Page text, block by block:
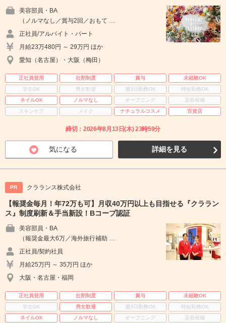
美容部員・BA
（ノルマなし／賞与2回／おもて …
正社員/アルバイト・パート
月給23万480円 ～ 29万円 ほか
愛知（名古屋）・大阪（梅田）
正社員登用 社割制度 賞与
未経験OK
学生OK
男女歓迎 週3日勤務OK
時短勤務OK
ネイルOK
ノルマなし オープニング
店長候補
スキンケア
メイク ナチュラルコスメ 百貨店
締切：2026年8月13日(木) 23時59分
気になる 詳細を見る
PR クラランス株式会社
【報奨金毎月！年72万も可】月収40万円以上も目指せる『クララン
ス』制度刷新＆手当新設！Bコープ認証
美容部員・BA
（報奨金最大6万／海外旅行補助 …
正社員/契約社員
月給25万円 ～ 35万円 ほか
大阪・名古屋・福岡
正社員登用 社割制度 賞与
未経験OK
学生OK
男女歓迎 週3日勤務OK
時短勤務OK
ネイルOK
ノルマなし オープニング
店長候補